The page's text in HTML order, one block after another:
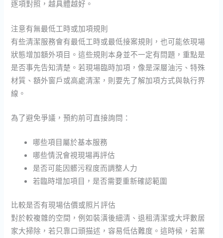
逐項對照，越具體越好。
注意有無最低工時或加項規則
有些清潔服務會有最低工時或最低接案規則，也可能依現場
狀態增加額外項目。這些規則本身並不一定有問題，重點是
是否事先告知清楚。若現場臨時加項，像是深層油污、特殊
材質、額外窗戶或高處清潔，則要先了解加項方式與執行界
線。
為了避免爭議，預約前可直接詢問：
哪些項目屬於基本服務
哪些情況會視現場再評估
是否可能因髒污程度而調整人力
若臨時增加項目，是否需要重新確認範圍
比較是否有現場估價或照片評估
對於較複雜的空間，例如裝潢後細清、退租清潔或大坪數居
家大掃除，若只靠口頭描述，容易低估難度。這時候，若業